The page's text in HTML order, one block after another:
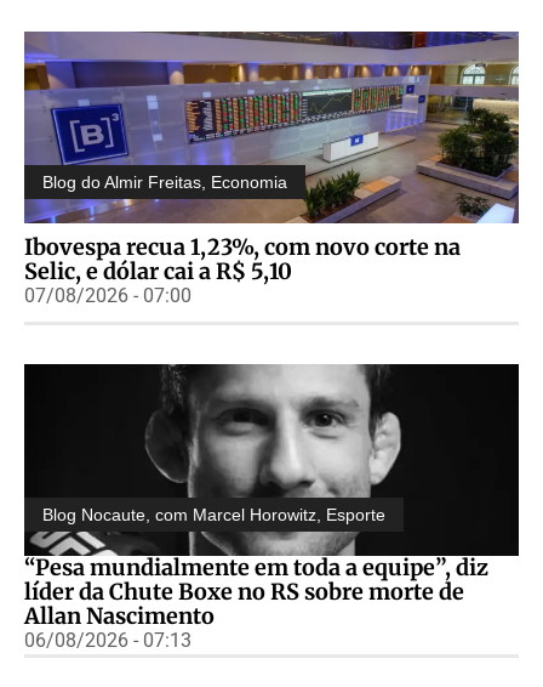
Blog do Almir Freitas Economia
Ibovespa recua 1,23%, com novo corte na
Selic, e dólar cai a R$ 5,10
07/08/2026 - 07:00
Blog Nocaute, com Marcel Horowitz Esporte
“Pesa mundialmente em toda a equipe”, diz
líder da Chute Boxe no RS sobre morte de
Allan Nascimento
06/08/2026 - 07:13